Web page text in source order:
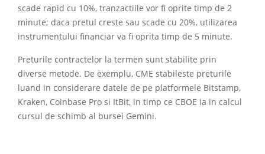
scade rapid cu 10%, tranzactiile vor fi oprite timp de 2
minute; daca pretul creste sau scade cu 20%, utilizarea
instrumentului financiar va fi oprita timp de 5 minute.
Preturile contractelor la termen sunt stabilite prin
diverse metode. De exemplu, CME stabileste preturile
luand in considerare datele de pe platformele Bitstamp,
Kraken, Coinbase Pro si ItBit, in timp ce CBOE ia in calcul
cursul de schimb al bursei Gemini.